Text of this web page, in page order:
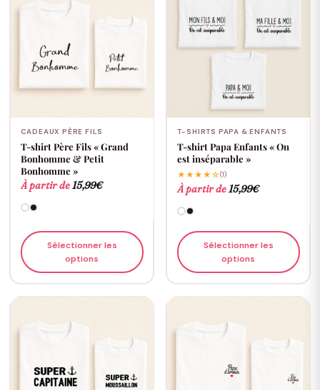
CADEAUX PÈRE FILS
T-shirt Père Fils « Grand
Bonhomme & Petit
Bonhomme »
À partir de15,99€
Sélectionner les
options
T-SHIRTS PAPA & ENFANTS
T-shirt Papa Enfants « On
est inséparable »
★★★★☆(1)
À partir de15,99€
Sélectionner les
options